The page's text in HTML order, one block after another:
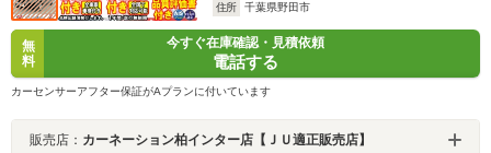
住所
千葉県野田市
無
料
今すぐ在庫確認・見積依頼
電話する
カーセンサーアフター保証がAプランに付いています
販売店： カーネーション柏インター店【ＪＵ適正販売店】